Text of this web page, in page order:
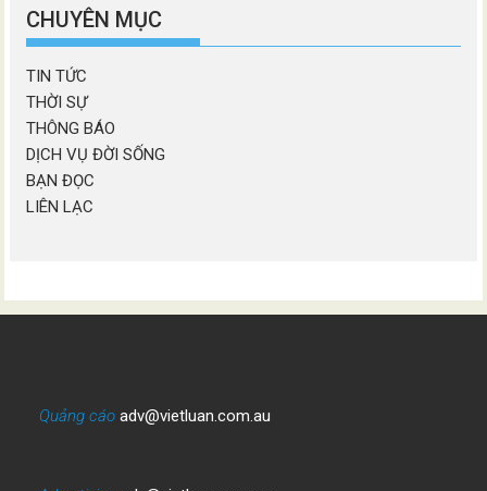
mục
CHUYÊN MỤC
TIN TỨC
THỜI SỰ
THÔNG BÁO
DỊCH VỤ ĐỜI SỐNG
BẠN ĐỌC
LIÊN LẠC
Quảng cáo adv@vietluan.com.au